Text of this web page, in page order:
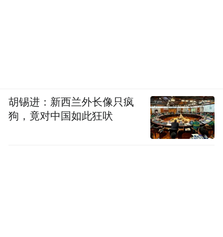
胡锡进：新西兰外长像只疯
狗，竟对中国如此狂吠